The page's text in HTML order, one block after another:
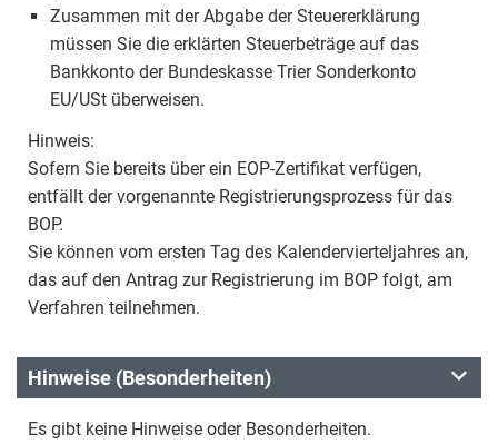
Zusammen mit der Abgabe der Steuererklärung
müssen Sie die erklärten Steuerbeträge auf das
Bankkonto der Bundeskasse Trier Sonderkonto
EU/USt überweisen.
Hinweis:
Sofern Sie bereits über ein EOP-Zertifikat verfügen,
entfällt der vorgenannte Registrierungsprozess für das
BOP.
Sie können vom ersten Tag des Kalendervierteljahres an,
das auf den Antrag zur Registrierung im BOP folgt, am
Verfahren teilnehmen.
Hinweise (Besonderheiten)
Es gibt keine Hinweise oder Besonderheiten.